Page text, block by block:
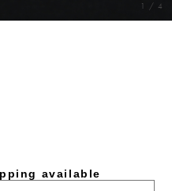
1 / 4
available